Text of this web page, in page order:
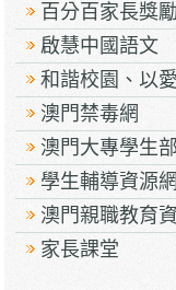
百分百家長獎
啟慧中國語文
和諧校園、以
澳門禁毒網
澳門大專學生
學生輔導資源網
澳門親職教育
家長課堂